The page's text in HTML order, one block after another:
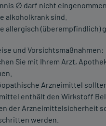
∅ darf nicht
alkoholkrank sind.
allergisch (überempfindlich)
und Vorsichtsmaßnahmen:
Sie mit Ihrem Arzt,
Arzneimittel
enthält den Wirkstoff
der Arzneimittelsicherheit
werden.